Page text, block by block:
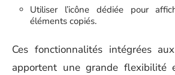
Utiliser l’icône dédiée pour
éléments copiés.
Ces fonctionnalités intégrées
apportent une grande flexibilité